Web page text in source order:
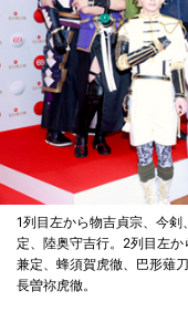
1列目左から物吉貞宗、今
定、陸奥守吉行。2列目左
兼定、蜂須賀虎徹、巴形薙
長曽祢虎徹。